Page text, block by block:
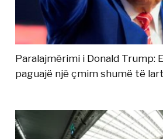
Paralajmërimi i Donald Trump:
paguajë një çmim shumë të